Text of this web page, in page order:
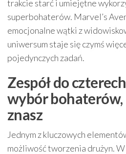
trakcie starć i umiejętne
superbohaterów. Marvel’s
emocjonalne wątki z
uniwersum staje się czymś
pojedynczych zadań.
Zespół do
wybór
znasz
Jednym z kluczowych
możliwość tworzenia drużyn.